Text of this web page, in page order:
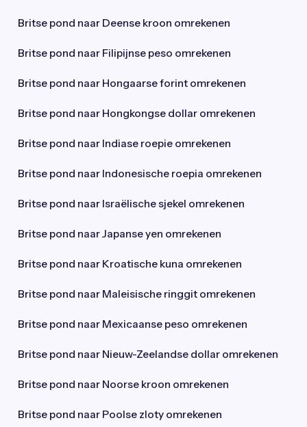
Britse pond naar Deense kroon omrekenen
Britse pond naar Filipijnse peso omrekenen
Britse pond naar Hongaarse forint omrekenen
Britse pond naar Hongkongse dollar omrekenen
Britse pond naar Indiase roepie omrekenen
Britse pond naar Indonesische roepia omrekenen
Britse pond naar Israëlische sjekel omrekenen
Britse pond naar Japanse yen omrekenen
Britse pond naar Kroatische kuna omrekenen
Britse pond naar Maleisische ringgit omrekenen
Britse pond naar Mexicaanse peso omrekenen
Britse pond naar Nieuw-Zeelandse dollar omrekenen
Britse pond naar Noorse kroon omrekenen
Britse pond naar Poolse zloty omrekenen